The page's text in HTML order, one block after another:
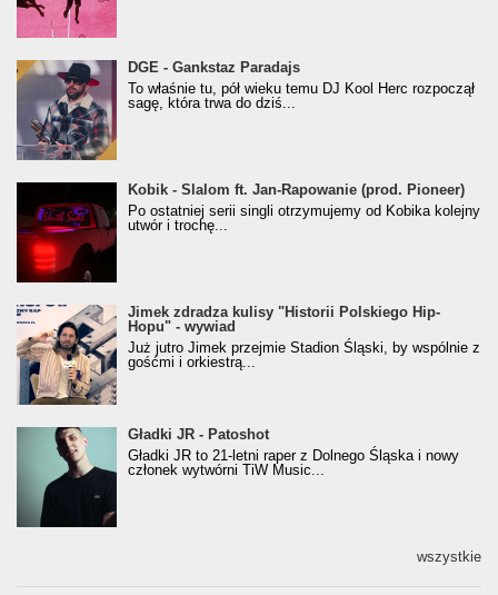
donGURALesko z nagrodą za
Klasyczny/Trueschoolowy Album Roku
(Popkillery 2023)
DGE - Gankstaz Paradajs
To właśnie tu, pół wieku temu DJ Kool Herc rozpoczął
sagę, która trwa do dziś...
Kobik - Slalom ft. Jan-Rapowanie (prod. Pioneer)
[Official Music Visualiser]
Kobik - Slalom ft. Jan-Rapowanie (prod. Pioneer)
Po ostatniej serii singli otrzymujemy od Kobika kolejny
utwór i trochę...
Jimek zdradza kulisy "Historii Polskiego Hip-
Hopu" - wywiad
Jimek zdradza kulisy "Historii Polskiego Hip-
Hopu" - wywiad
Już jutro Jimek przejmie Stadion Śląski, by wspólnie z
gośćmi i orkiestrą...
Gładki JR - Patoshot
Gładki JR - Patoshot
Gładki JR to 21-letni raper z Dolnego Śląska i nowy
członek wytwórni TiW Music...
wszystkie